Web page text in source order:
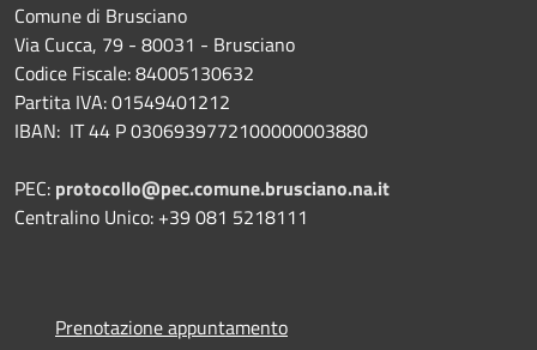
Comune di Brusciano
Via Cucca, 79 - 80031 - Brusciano
Codice Fiscale: 84005130632
Partita IVA: 01549401212
IBAN: IT 44 P 0306939772100000003880
PEC: protocollo@pec.comune.brusciano.na.it
Centralino Unico: +39 081 5218111
Prenotazione appuntamento